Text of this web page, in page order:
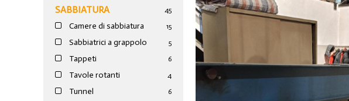
SABBIATURA 45
Camere di sabbiatura 15
Sabbiatrici a grappolo 5
Tappeti 6
Tavole rotanti 4
Tunnel 6